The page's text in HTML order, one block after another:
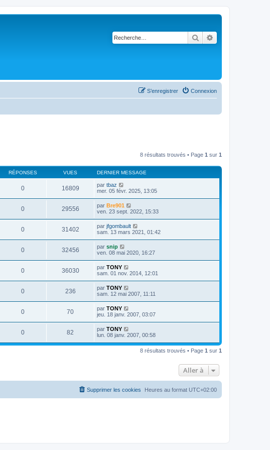
Rechercher
Connexion
S’enregistrer
8 résultats trouvés • Page 1 sur 1
RÉPONSES VUES DERNIER MESSAGE
0 16809 par tbaz
mer. 05 févr. 2025, 13:05
0 29556 par Bre901
ven. 23 sept. 2022, 15:33
0 31402 par jfgombault
sam. 13 mars 2021, 01:42
0 32456 par snip
ven. 08 mai 2020, 16:27
0 36030 par TONY
sam. 01 nov. 2014, 12:01
0 236 par TONY
sam. 12 mai 2007, 11:11
0 70 par TONY
jeu. 18 janv. 2007, 03:07
0 82 par TONY
lun. 08 janv. 2007, 00:58
8 résultats trouvés • Page 1 sur 1
Aller à
Heures au format UTC+02:00
Supprimer les cookies